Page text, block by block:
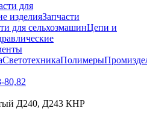
для
изделияЗапчасти
для сельхозмашинЦепи и
СветотехникаПолимеры
80,82
Д240, Д243 КНР